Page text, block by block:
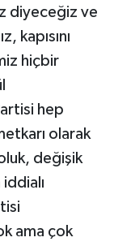
diyeceğiz ve
kapısını
hiçbir
hep
olarak
değişik
ama çok